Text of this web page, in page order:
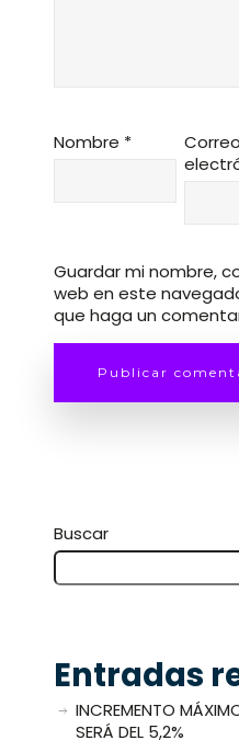
Nombre *
Correo
Guardar mi nombre,
web en este
que haga un
Buscar
Entradas
INCREMENTO
SERÁ DEL 5,2%